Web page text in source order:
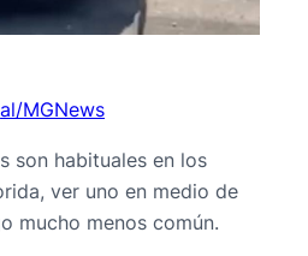
MGNews
son habituales en los
ver uno en medio de
mucho menos común.